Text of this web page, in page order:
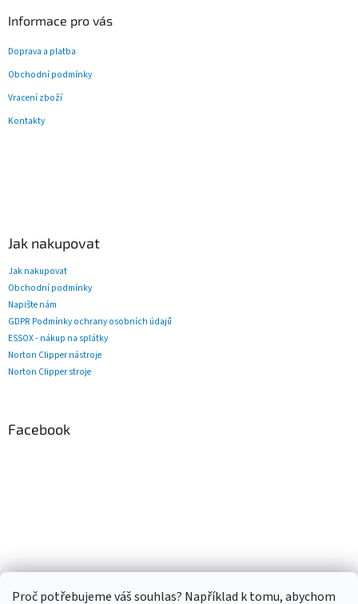
Proč potřebujeme váš souhlas? Například k tomu, abychom
Informace pro vás
Doprava a platba
Obchodní podmínky
Vracení zboží
Kontakty
Jak nakupovat
Jak nakupovat
Obchodní podmínky
Napište nám
GDPR Podmínky ochrany osobních údajů
ESSOX - nákup na splátky
Norton Clipper nástroje
Norton Clipper stroje
Facebook